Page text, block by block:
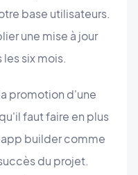
base utilisateurs.
une mise à jour
six mois.
promotion d'une
faut faire en plus
builder comme
du projet.